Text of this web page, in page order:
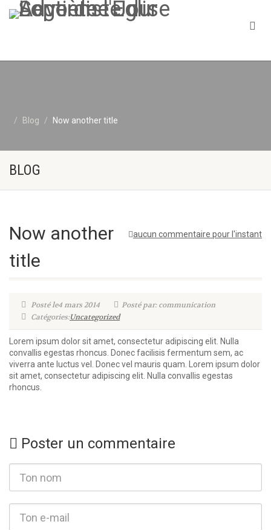
Blog Now another title
BLOG
aucun commentaire pour l'instant
Now another
title
Posté le4 mars 2014
Posté par: communication
Catégories:Uncategorized
Lorem ipsum dolor sit amet, consectetur adipiscing elit. Nulla
convallis egestas rhoncus. Donec facilisis fermentum sem, ac
viverra ante luctus vel. Donec vel mauris quam. Lorem ipsum dolor
sit amet, consectetur adipiscing elit. Nulla convallis egestas
rhoncus.
Poster un commentaire